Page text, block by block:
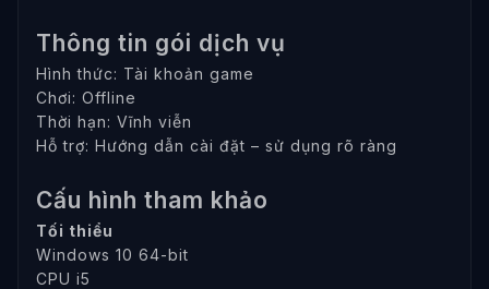
Thông tin gói dịch vụ
Hình thức: Tài khoản game
Chơi: Offline
Thời hạn: Vĩnh viễn
Hỗ trợ: Hướng dẫn cài đặt – sử dụng rõ ràng
Cấu hình tham khảo
Tối thiểu
Windows 10 64-bit
CPU i5